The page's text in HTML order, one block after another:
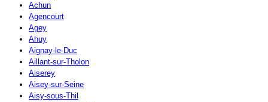
Achun
Agencourt
Agey
Ahuy
Aignay-le-Duc
Aillant-sur-Tholon
Aiserey
Aisey-sur-Seine
Aisy-sous-Thil